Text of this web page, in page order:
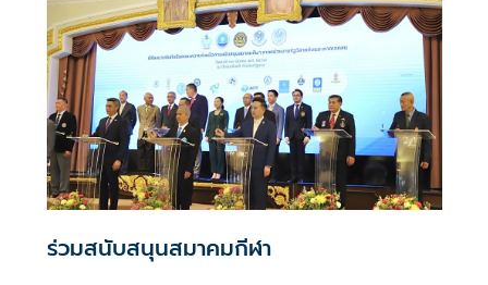
ร่วมสนับสนุนสมาคมกีฬา